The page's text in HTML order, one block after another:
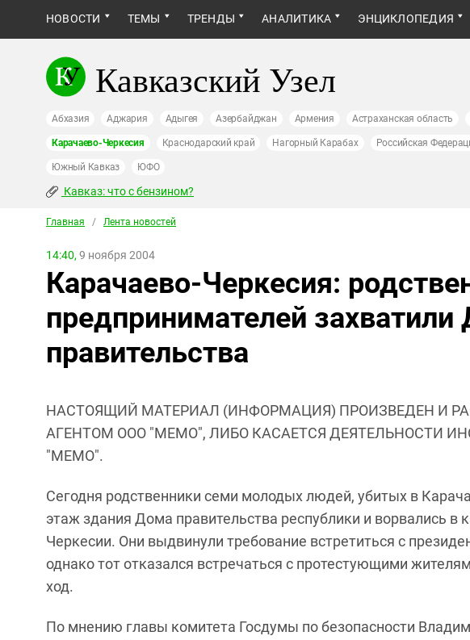
НОВОСТИ ТЕМЫ ТРЕНДЫ АНАЛИТИКА ЭНЦИКЛОПЕДИЯ
Кавказский Узел
Абхазия Аджария Адыгея Азербайджан Армения Астраханская область
Карачаево-Черкесия Краснодарский край Нагорный Карабах Российская
Южный Кавказ ЮФО
Кавказ: что с бензином?
Главная / Лента новостей
14:40, 9 ноября 2004
Карачаево-Черкесия:
предпринимателей захватили
правительства
НАСТОЯЩИЙ МАТЕРИАЛ (ИНФОРМАЦИЯ) ПРОИЗВЕДЕН И
АГЕНТОМ ООО "МЕМО", ЛИБО КАСАЕТСЯ ДЕЯТЕЛЬНОСТИ
"МЕМО".
Сегодня родственники семи молодых людей, убитых в
этаж здания Дома правительства республики и ворвались в
Черкесии. Они выдвинули требование встретиться с
однако тот отказался встречаться с протестующими
ход.
По мнению главы комитета Госдумы по безопасности